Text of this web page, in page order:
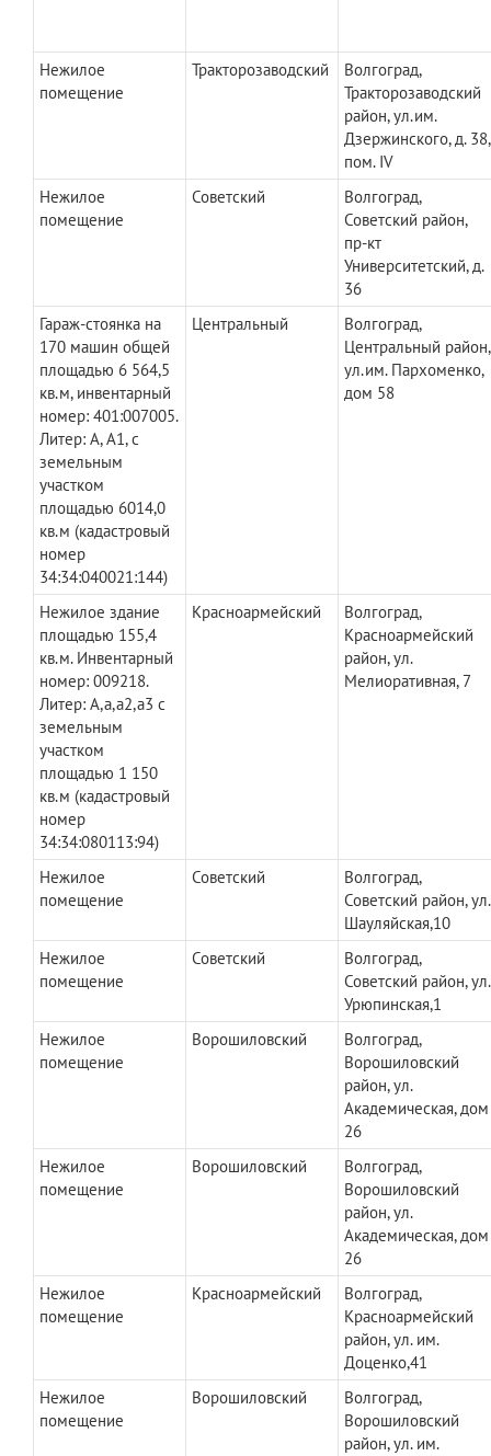
Нежилое
помещение
Тракторозаводский
Волгоград,
Тракторозаводский
район, ул.им.
Дзержинского, д. 38,
пом. IV
Нежилое
помещение
Советский
Волгоград,
Советский район,
пр-кт
Университетский, д.
36
Гараж-стоянка на
170 машин общей
площадью 6 564,5
кв.м, инвентарный
номер: 401:007005.
Литер: А, А1, с
земельным
участком
площадью 6014,0
кв.м (кадастровый
номер
34:34:040021:144)
Центральный
Волгоград,
Центральный район,
ул.им. Пархоменко,
дом 58
Нежилое здание
площадью 155,4
кв.м. Инвентарный
номер: 009218.
Литер: А,а,а2,а3 с
земельным
участком
площадью 1 150
кв.м (кадастровый
номер
34:34:080113:94)
Красноармейский
Волгоград,
Красноармейский
район, ул.
Мелиоративная, 7
Нежилое
помещение
Советский
Волгоград,
Советский район, ул.
Шауляйская,10
Нежилое
помещение
Советский
Волгоград,
Советский район, ул.
Урюпинская,1
Нежилое
помещение
Ворошиловский
Волгоград,
Ворошиловский
район, ул.
Академическая, дом
26
Нежилое
помещение
Ворошиловский
Волгоград,
Ворошиловский
район, ул.
Академическая, дом
26
Нежилое
помещение
Красноармейский
Волгоград,
Красноармейский
район, ул. им.
Доценко,41
Нежилое
помещение
Ворошиловский
Волгоград,
Ворошиловский
район, ул. им.